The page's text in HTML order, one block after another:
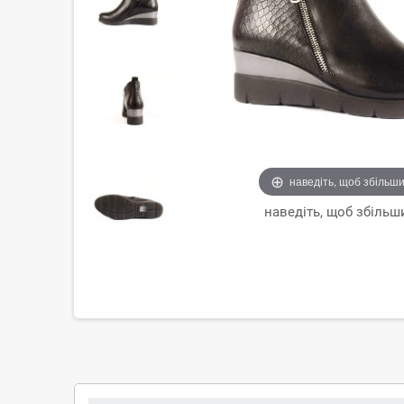
наведіть, щоб
наведіть, щоб